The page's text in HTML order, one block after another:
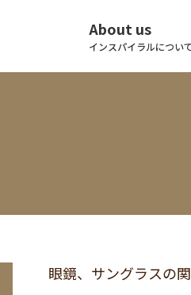
About us
インスパイラルについ
眼鏡、サングラスの